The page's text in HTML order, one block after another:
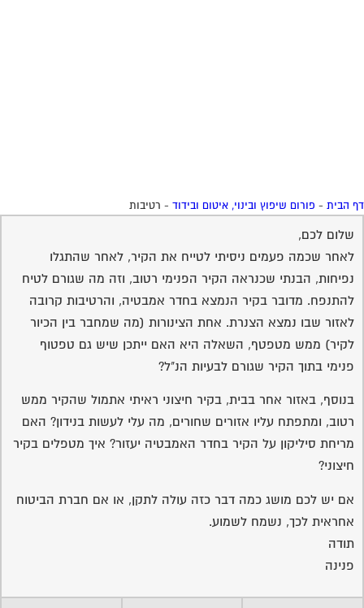
הבית- פורום שיפוץ ובינוי, איטום ובידוד- רטיבות
שלום לכם,
לאחר שכמה פעמים ניסיתי לטייח את הקיר, לאחר שהתגלו
נפיחות, הבנתי שכנראה הקיר הפנימי רטוב, וזה מה שגורם לטיח
להתנפח. מדובר בקיר הנמצא בחדר אמבטיה, והרטיבות קרובה
לאזור שבו נמצא הצנרת. אחת הצינורות (מה שמחבר בין הכיור
לקיר) ממש מטפטף, השאלה היא האם ייתכן שיש גם טפטוף
פנימי בתוך הקיר שגורם לבעיות הנ"ל?
בנוסף, באזור אחר בבית, בקיר חיצוני ראיתי אתמול שהקיר ממש
רטוב, ומתפתח עליו אזורים שחורים, מה עלי לעשות בנידון? האם
מריחת סיליקון על הקיר בחדר האמבטיה יעזור? איך מטפלים בקיר
חיצוני?
אם יש לכם מושג כמה דבר כזה עולה לתקן, או אם חברת הביטוח
אחראית לכך, נשמח לשמוע.
תודה
פנינה